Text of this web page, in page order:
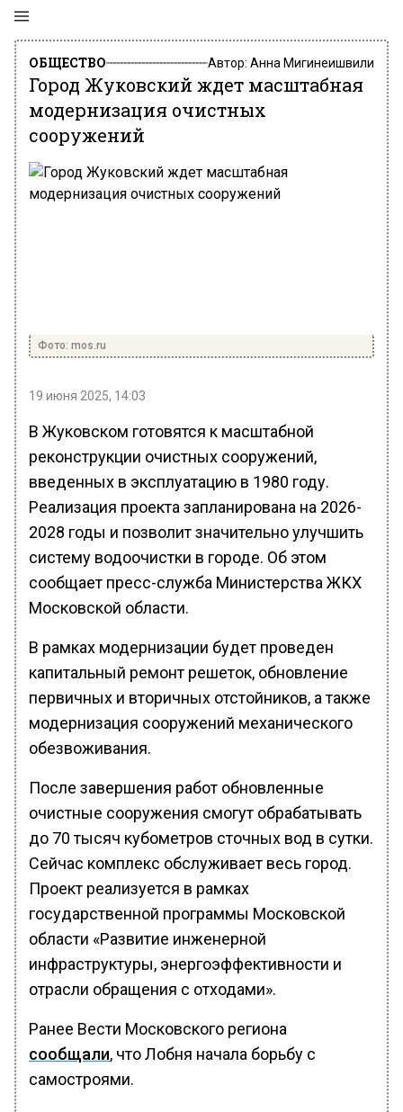
ОБЩЕСТВО Автор: Анна Мигинеишвили
Город Жуковский ждет масштабная
модернизация очистных
сооружений
Фото: mos.ru
19 июня 2025, 14:03
В Жуковском готовятся к масштабной
реконструкции очистных сооружений,
введенных в эксплуатацию в 1980 году.
Реализация проекта запланирована на 2026-
2028 годы и позволит значительно улучшить
систему водоочистки в городе. Об этом
сообщает пресс-служба Министерства ЖКХ
Московской области.
В рамках модернизации будет проведен
капитальный ремонт решеток, обновление
первичных и вторичных отстойников, а также
модернизация сооружений механического
обезвоживания.
После завершения работ обновленные
очистные сооружения смогут обрабатывать
до 70 тысяч кубометров сточных вод в сутки.
Сейчас комплекс обслуживает весь город.
Проект реализуется в рамках
государственной программы Московской
области «Развитие инженерной
инфраструктуры, энергоэффективности и
отрасли обращения с отходами».
Ранее Вести Московского региона
сообщали, что Лобня начала борьбу с
самостроями.